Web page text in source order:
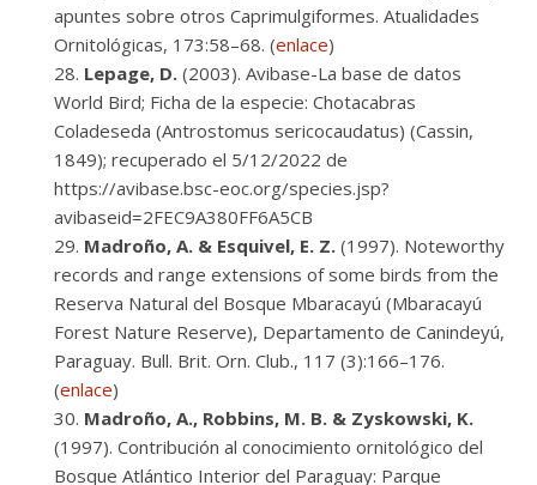
apuntes sobre otros Caprimulgiformes. Atualidades
Ornitológicas, 173:58–68. (enlace)
Lepage, D. (2003). Avibase-La base de datos
World Bird; Ficha de la especie: Chotacabras
Coladeseda (Antrostomus sericocaudatus) (Cassin,
1849); recuperado el 5/12/2022 de
https://avibase.bsc-eoc.org/species.jsp?
avibaseid=2FEC9A380FF6A5CB
Madroño, A. & Esquivel, E. Z. (1997). Noteworthy
records and range extensions of some birds from the
Reserva Natural del Bosque Mbaracayú (Mbaracayú
Forest Nature Reserve), Departamento de Canindeyú,
Paraguay. Bull. Brit. Orn. Club., 117 (3):166–176.
(enlace)
Madroño, A., Robbins, M. B. & Zyskowski, K.
(1997). Contribución al conocimiento ornitológico del
Bosque Atlántico Interior del Paraguay: Parque